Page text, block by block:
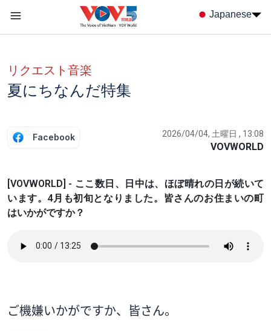
Japanese
リクエスト音楽
夏にちなんだ特集
Facebook 2026/04/04, 土曜日 , 13:08
VOVWORLD
[VOVWORLD] - ここ数日、日中は、ほぼ晴れの日が続いて
います。4月も初旬となりました。皆さんのお住まいの町
はいかがですか？
ご機嫌いかがですか、皆さん。